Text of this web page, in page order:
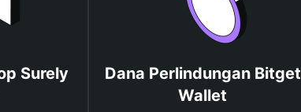
Surely
Dana Perlindungan Bitget
Wallet